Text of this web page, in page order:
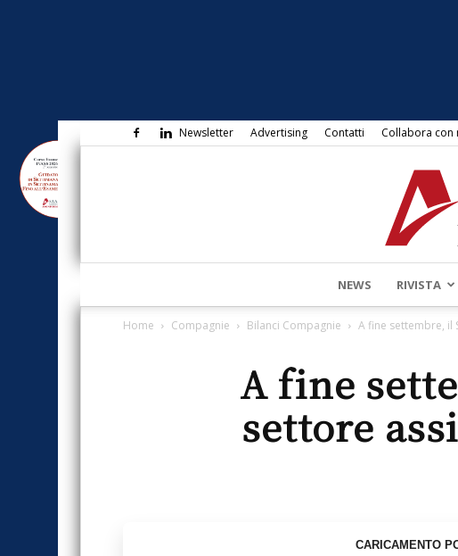
Newsletter Advertising Contatti Collabora con
NEWS RIVISTA
Home Compagnie Bilanci Compagnie A fine settembre, il
A fine
settore